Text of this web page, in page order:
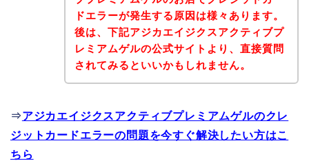
ドエラーが発生する原因は様々あります。
後は、下記アジカエイジクスアクティブプ
レミアムゲルの公式サイトより、直接質問
されてみるといいかもしれません。
⇒アジカエイジクスアクティブプレミアムゲルのクレ
ジットカードエラーの問題を今すぐ解決したい方はこ
ちら